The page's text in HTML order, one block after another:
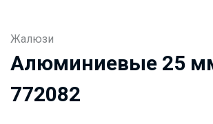
Жалюзи
Алюминиевые 25
772082